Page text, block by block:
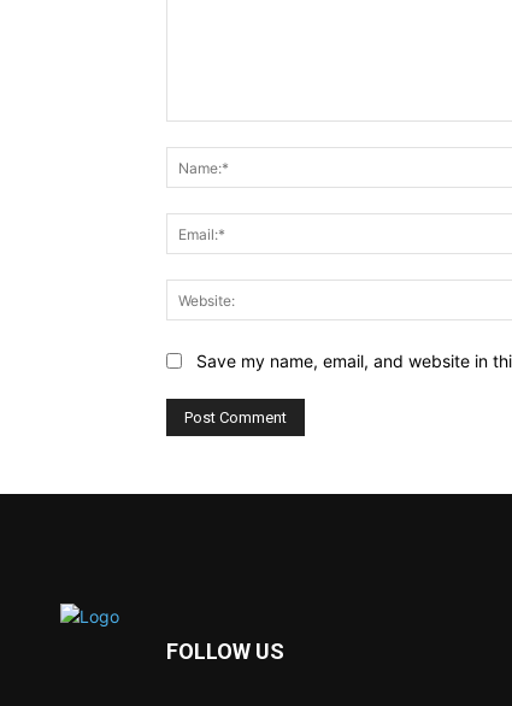
Save my name, email, and website in
FOLLOW US